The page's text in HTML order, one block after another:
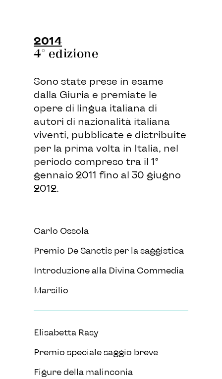
2014
4° edizione
Sono state prese in esame
dalla Giuria e premiate le
opere di lingua italiana di
autori di nazionalità italiana
viventi, pubblicate e distribuite
per la prima volta in Italia, nel
periodo compreso tra il 1°
gennaio 2011 fino al 30 giugno
2012.
Carlo Ossola
Premio De Sanctis per la saggistica
Introduzione alla Divina Commedia
Marsilio
Elisabetta Rasy
Premio speciale saggio breve
Figure della malinconia